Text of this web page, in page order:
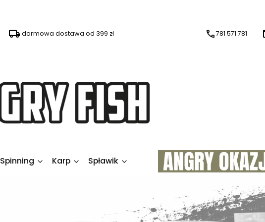
darmowa dostawa od 399 zł 781 571 781
Spinning Karp Spławik